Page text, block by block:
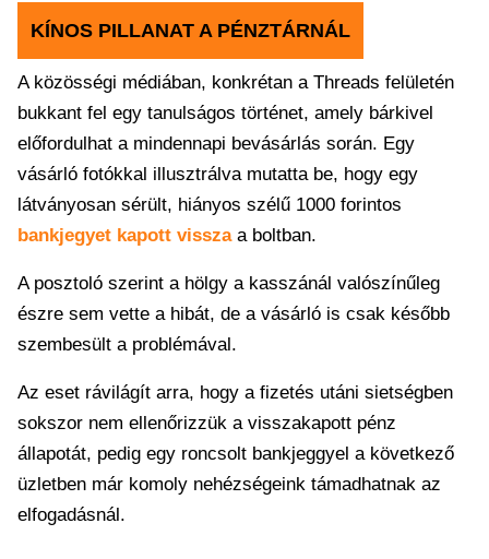
KÍNOS PILLANAT A PÉNZTÁRNÁL
A közösségi médiában, konkrétan a Threads felületén
bukkant fel egy tanulságos történet, amely bárkivel
előfordulhat a mindennapi bevásárlás során. Egy
vásárló fotókkal illusztrálva mutatta be, hogy egy
látványosan sérült, hiányos szélű 1000 forintos
bankjegyet kapott visszaa boltban.
A posztoló szerint a hölgy a kasszánál valószínűleg
észre sem vette a hibát, de a vásárló is csak később
szembesült a problémával.
Az eset rávilágít arra, hogy a fizetés utáni sietségben
sokszor nem ellenőrizzük a visszakapott pénz
állapotát, pedig egy roncsolt bankjeggyel a következő
üzletben már komoly nehézségeink támadhatnak az
elfogadásnál.